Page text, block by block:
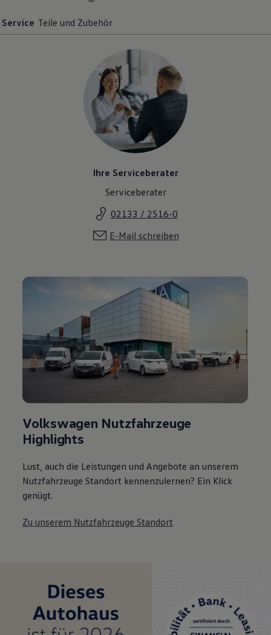
Service Teile und Zubehör
Ihre Serviceberater
Serviceberater
02133 / 2516-0
E-Mail schreiben
Volkswagen Nutzfahrzeuge
Highlights
Lust, auch die Leistungen und Angebote an unserem
Nutzfahrzeuge Standort kennenzulernen? Ein Klick
genügt.
Zu unserem Nutzfahrzeuge Standort